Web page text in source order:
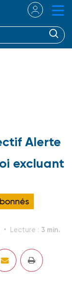
Alerte
excluant
Lecture : 3 min.